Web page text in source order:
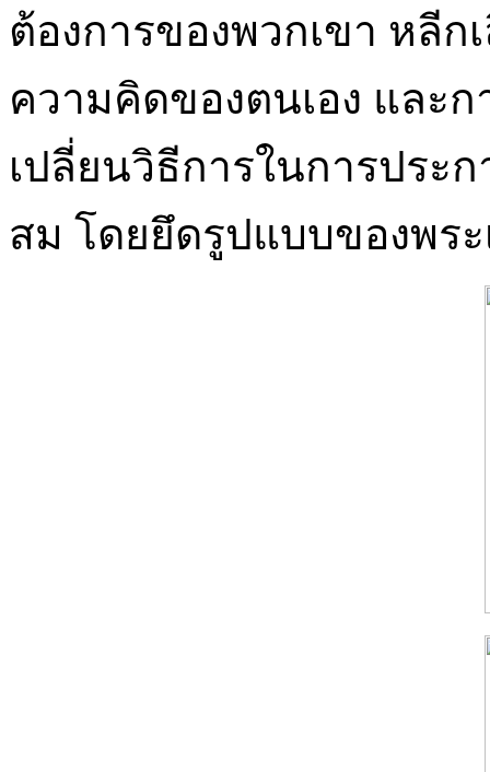
ต้องการของพวกเขา หลีก
ความคิดของตนเอง และ
เปลี่ยนวิธีการในการประ
สม โดยยึดรูปแบบของพระ